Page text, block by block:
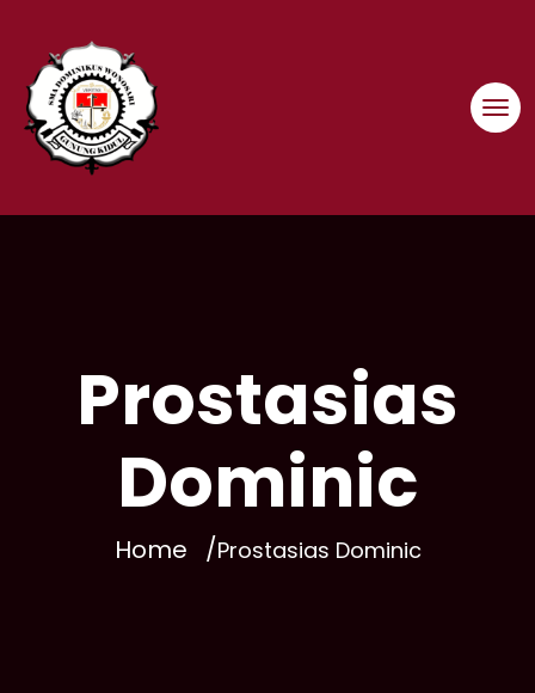
content
Prostasias
Dominic
Home Prostasias Dominic